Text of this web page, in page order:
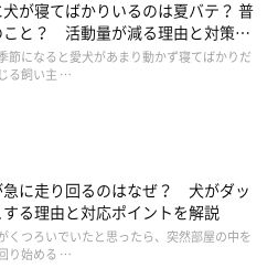
犬が寝てばかりいるのは夏バテ？ 普
こと？ 活動量が減る理由と対策と
節になると愛犬があまり動かず寝てばかりだ
る飼い主 …
急に走り回るのはなぜ？ 犬がダッ
する理由と対応ポイントを解説
くつろいでいたと思ったら、突然部屋の中を
り始める …